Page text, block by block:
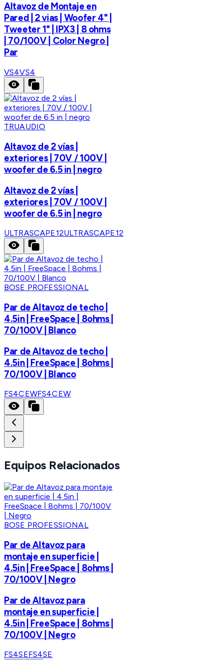
Altavoz de Montaje en
Pared | 2 vias | Woofer 4" |
Tweeter 1" | IPX3 | 8 ohms
| 70/100V | Color Negro |
Par
VS4VS4
TRUAUDIO
Altavoz de 2 vías |
exteriores | 70V / 100V |
woofer de 6.5 in | negro
Altavoz de 2 vías |
exteriores | 70V / 100V |
woofer de 6.5 in | negro
ULTRASCAPE12ULTRASCAPE12
BOSE PROFESSIONAL
Par de Altavoz de techo |
4.5in | FreeSpace | 8ohms |
70/100V | Blanco
Par de Altavoz de techo |
4.5in | FreeSpace | 8ohms |
70/100V | Blanco
FS4CEWFS4CEW
Equipos Relacionados
BOSE PROFESSIONAL
Par de Altavoz para
montaje en superficie |
4.5in | FreeSpace | 8ohms |
70/100V | Negro
Par de Altavoz para
montaje en superficie |
4.5in | FreeSpace | 8ohms |
70/100V | Negro
FS4SEFS4SE